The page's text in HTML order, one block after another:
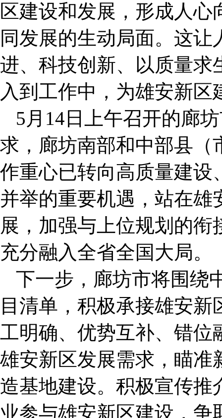
区建设和发展，形成人
同发展的生动局面。这
进、科技创新、以质量求
入到工作中，为雄安新
5月14日上午召开的廊
求，廊坊南部和中部县（
作重心已转向高质量建设
并举的重要机遇，站在
展，加强与上位规划的
充分融入全省全国大局。
下一步，廊坊市将围绕
目清单，积极承接雄安
工明确、优势互补、错位
雄安新区发展需求，瞄准
造基地建设。积极宣传推
业参与雄安新区建设，